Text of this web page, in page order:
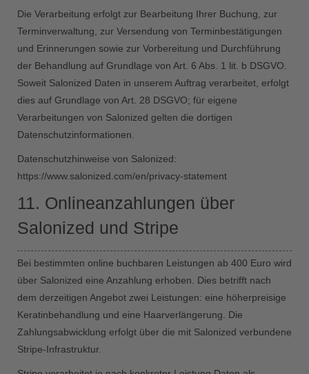
Die Verarbeitung erfolgt zur Bearbeitung Ihrer Buchung, zur
Terminverwaltung, zur Versendung von Terminbestätigungen
und Erinnerungen sowie zur Vorbereitung und Durchführung
der Behandlung auf Grundlage von Art. 6 Abs. 1 lit. b DSGVO.
Soweit Salonized Daten in unserem Auftrag verarbeitet, erfolgt
dies auf Grundlage von Art. 28 DSGVO; für eigene
Verarbeitungen von Salonized gelten die dortigen
Datenschutzinformationen.
Datenschutzhinweise von Salonized:
https://www.salonized.com/en/privacy-statement
11. Onlineanzahlungen über
Salonized und Stripe
Bei bestimmten online buchbaren Leistungen ab 400 Euro wird
über Salonized eine Anzahlung erhoben. Dies betrifft nach
dem derzeitigen Angebot zwei Leistungen: eine höherpreisige
Keratinbehandlung und eine Haarverlängerung. Die
Zahlungsabwicklung erfolgt über die mit Salonized verbundene
Stripe-Infrastruktur.